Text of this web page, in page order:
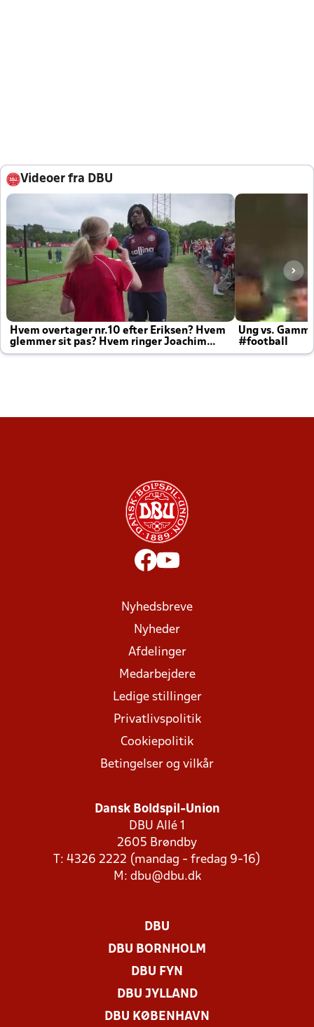
Videoer fra DBU
Hvem overtager nr.10 efter Eriksen? Hvem
glemmer sit pas? Hvem ringer Joachim
altid til efter kampe?
Ung vs.
#football
Nyhedsbreve
Nyheder
Afdelinger
Medarbejdere
Ledige stillinger
Privatlivspolitik
Cookiepolitik
Betingelser og vilkår
Dansk Boldspil-Union
DBU Allé 1
2605 Brøndby
T: 4326 2222 (mandag - fredag 9-16)
M: dbu@dbu.dk
DBU
DBU BORNHOLM
DBU FYN
DBU JYLLAND
DBU KØBENHAVN